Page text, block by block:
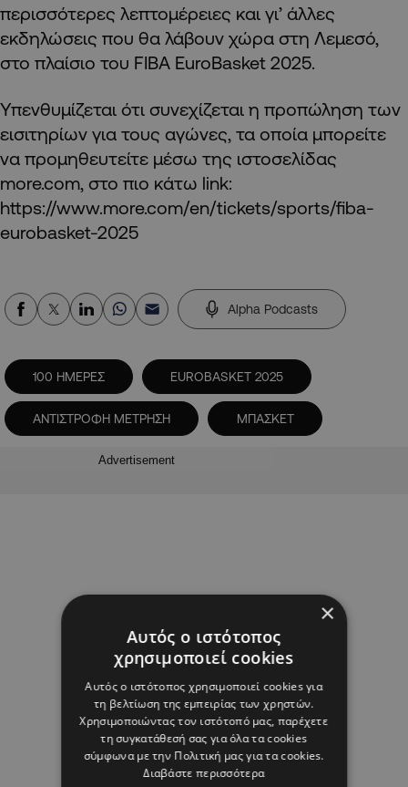
περισσότερες λεπτομέρειες και γι’ άλλες
εκδηλώσεις που θα λάβουν χώρα στη Λεμεσό,
στο πλαίσιο του FIBA EuroBasket 2025.
Υπενθυμίζεται ότι συνεχίζεται η προπώληση των
εισιτηρίων για τους αγώνες, τα οποία μπορείτε
να προμηθευτείτε μέσω της ιστοσελίδας
more.com, στο πιο κάτω link:
https://www.more.com/en/tickets/sports/fiba-
eurobasket-2025
Alpha Podcasts
100 ΗΜΕΡΕΣ EUROBASKET 2025
ΑΝΤΙΣΤΡΟΦΗ ΜΕΤΡΗΣΗ ΜΠΑΣΚΕΤ
Advertisement
×
Αυτός ο ιστότοπος
χρησιμοποιεί cookies
Αυτός ο ιστότοπος χρησιμοποιεί cookies για
τη βελτίωση της εμπειρίας των χρηστών.
Χρησιμοποιώντας τον ιστότοπό μας, παρέχετε
τη συγκατάθεσή σας για όλα τα cookies
σύμφωνα με την Πολιτική μας για τα cookies.
Διαβάστε περισσότερα